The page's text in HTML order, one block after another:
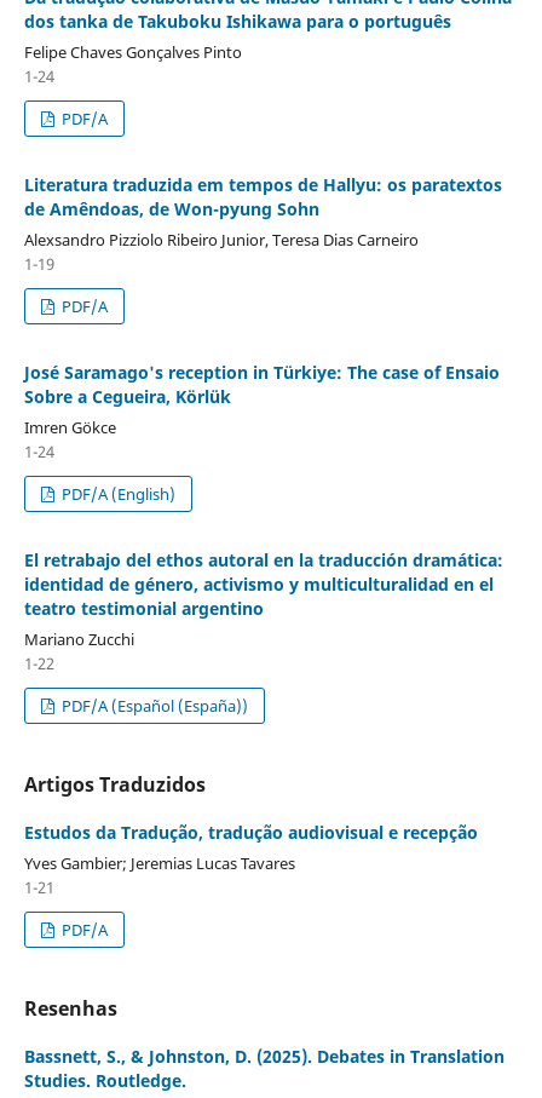
dos tanka de Takuboku Ishikawa para o português
Felipe Chaves Gonçalves Pinto
1-24
PDF/A
Literatura traduzida em tempos de Hallyu: os paratextos
de Amêndoas, de Won-pyung Sohn
Alexsandro Pizziolo Ribeiro Junior, Teresa Dias Carneiro
1-19
PDF/A
José Saramago's reception in Türkiye: The case of Ensaio
Sobre a Cegueira, Körlük
Imren Gökce
1-24
PDF/A (English)
El retrabajo del ethos autoral en la traducción dramática:
identidad de género, activismo y multiculturalidad en el
teatro testimonial argentino
Mariano Zucchi
1-22
PDF/A (Español (España))
Artigos Traduzidos
Estudos da Tradução, tradução audiovisual e recepção
Yves Gambier; Jeremias Lucas Tavares
1-21
PDF/A
Resenhas
Bassnett, S., & Johnston, D. (2025). Debates in Translation
Studies. Routledge.